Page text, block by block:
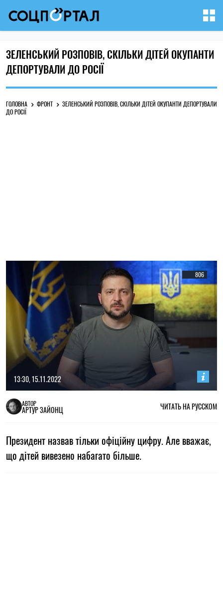
ЗЕЛЕНСЬКИЙ РОЗПОВІВ, СКІЛЬКИ ДІТЕЙ ОКУПАНТИ
ДЕПОРТУВАЛИ ДО РОСІЇ
ГОЛОВНА ФРОНТ
ЗЕЛЕНСЬКИЙ РОЗПОВІВ, СКІЛЬКИ ДІТЕЙ ОКУПАНТИ ДЕПОРТУВАЛИ
ДО РОСІЇ
806
13:30, 15.11.2022
АВТОР
АРТУР ЗАЙОНЦ ЧИТАТЬ НА РУССКОМ
Президент назвав тільки офіційну цифру. Але вважає,
що дітей вивезено набагато більше.